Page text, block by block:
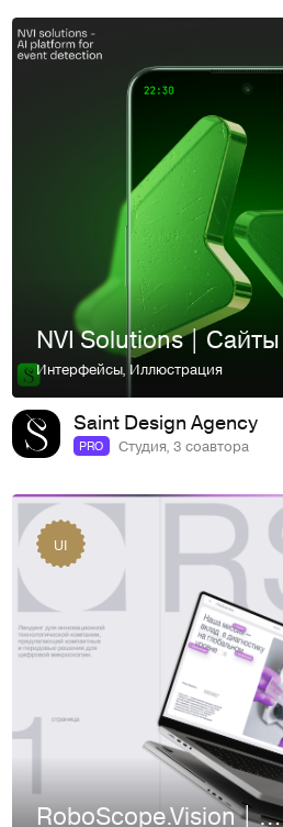
Интерфейсы,Иллюстрация
Saint Design Agency
PRO Студия, 3 соавтора
UI
RoboScope.Vision | Микроскопия | Сайт | UI/UX